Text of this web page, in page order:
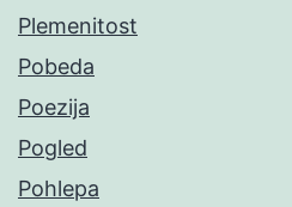
Plemenitost
Pobeda
Poezija
Pogled
Pohlepa